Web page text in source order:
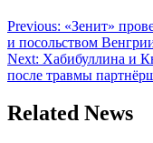
Previous: «Зенит»
и посольством
Next: Хабибуллина и
после травмы
Related News